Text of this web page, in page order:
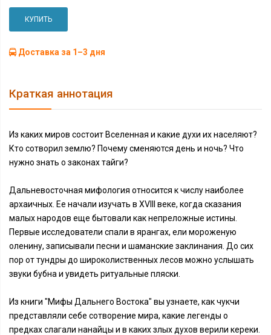
КУПИТЬ
Доставка за 1–3 дня
Краткая аннотация
Из каких миров состоит Вселенная и какие духи их населяют?
Кто сотворил землю? Почему сменяются день и ночь? Что
нужно знать о законах тайги?
Дальневосточная мифология относится к числу наиболее
архаичных. Ее начали изучать в XVIII веке, когда сказания
малых народов еще бытовали как непреложные истины.
Первые исследователи спали в ярангах, ели мороженую
оленину, записывали песни и шаманские заклинания. До сих
пор от тундры до широколиственных лесов можно услышать
звуки бубна и увидеть ритуальные пляски.
Из книги "Мифы Дальнего Востока" вы узнаете, как чукчи
представляли себе сотворение мира, какие легенды о
предках слагали нанайцы и в каких злых духов верили кереки.